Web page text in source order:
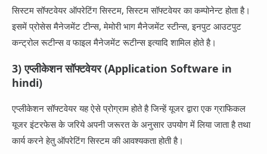
सिस्टम सॉफ्टवेयर ऑपरेटिंग सिस्टम, सिस्टम सॉफ्टवेयर का कम्पोनेन्ट होता है।
इसमें प्रोसेस मैनेजमेंट टीन्स, मेमोरी भाग मैनेजमेंट स्टीन्स, इनपुट आउटपुट
कन्ट्रोल रूटीन्स व फाइल मैनेजमेंट रूटीन्स इत्यादि शामिल होते है।
3) एप्लीकेशन सॉफ्टवेयर (Application Software in
hindi)
एप्लीकेशन सॉफ्टवेयर यह ऐसे प्रोग्राम होते है जिन्हें यूजर द्वारा एक ग्राफिकल
यूजर इंटरफेस के जरिये अपनी जरूरत के अनुसार उपयोग में लिया जाता है तथा
कार्य करने हेतु ऑपरेटिंग सिस्टम की आवश्यकता होती है।